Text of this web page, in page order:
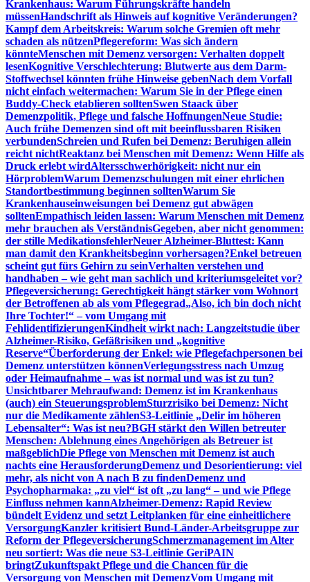
Krankenhaus: Warum Führungskräfte handeln
müssenHandschrift als Hinweis auf kognitive Veränderungen?
Kampf dem Arbeitskreis: Warum solche Gremien oft mehr
schaden als nützenPflegereform: Was sich ändern
könnteMenschen mit Demenz versorgen: Verhalten doppelt
lesenKognitive Verschlechterung: Blutwerte aus dem Darm-
Stoffwechsel könnten frühe Hinweise gebenNach dem Vorfall
nicht einfach weitermachen: Warum Sie in der Pflege einen
Buddy-Check etablieren solltenSwen Staack über
Demenzpolitik, Pflege und falsche HoffnungenNeue Studie:
Auch frühe Demenzen sind oft mit beeinflussbaren Risiken
verbundenSchreien und Rufen bei Demenz: Beruhigen allein
reicht nichtReaktanz bei Menschen mit Demenz: Wenn Hilfe als
Druck erlebt wirdAltersschwerhörigkeit: nicht nur ein
HörproblemWarum Demenzschulungen mit einer ehrlichen
Standortbestimmung beginnen solltenWarum Sie
Krankenhauseinweisungen bei Demenz gut abwägen
solltenEmpathisch leiden lassen: Warum Menschen mit Demenz
mehr brauchen als VerständnisGegeben, aber nicht genommen:
der stille MedikationsfehlerNeuer Alzheimer-Bluttest: Kann
man damit den Krankheitsbeginn vorhersagen?Enkel betreuen
scheint gut fürs Gehirn zu seinVerhalten verstehen und
handhaben – wie geht man sachlich und kriteriumsgeleitet vor?
Pflegeversicherung: Gerechtigkeit hängt stärker vom Wohnort
der Betroffenen ab als vom Pflegegrad„Also, ich bin doch nicht
Ihre Tochter!“ – vom Umgang mit
FehlidentifizierungenKindheit wirkt nach: Langzeitstudie über
Alzheimer-Risiko, Gefäßrisiken und „kognitive
Reserve“Überforderung der Enkel: wie Pflegefachpersonen bei
Demenz unterstützen könnenVerlegungsstress nach Umzug
oder Heimaufnahme – was ist normal und was ist zu tun?
Unsichtbarer Mehraufwand: Demenz ist im Krankenhaus
(auch) ein SteuerungsproblemSturzrisiko bei Demenz: Nicht
nur die Medikamente zählenS3-Leitlinie „Delir im höheren
Lebensalter“: Was ist neu?BGH stärkt den Willen betreuter
Menschen: Ablehnung eines Angehörigen als Betreuer ist
maßgeblichDie Pflege von Menschen mit Demenz ist auch
nachts eine HerausforderungDemenz und Desorientierung: viel
mehr, als nicht von A nach B zu findenDemenz und
Psychopharmaka: „zu viel“ ist oft „zu lang“ – und wie Pflege
Einfluss nehmen kannAlzheimer-Demenz: Rapid Review
bündelt Evidenz und setzt Leitplanken für eine einheitlichere
VersorgungKanzler kritisiert Bund-Länder-Arbeitsgruppe zur
Reform der PflegeversicherungSchmerzmanagement im Alter
neu sortiert: Was die neue S3-Leitlinie GeriPAIN
bringtZukunftspakt Pflege und die Chancen für die
Versorgung von Menschen mit DemenzVom Umgang mit